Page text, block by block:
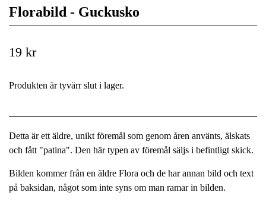
Florabild - Guckusko
19 kr
Produkten är tyvärr slut i lager.
Detta är ett äldre, unikt föremål som genom åren använts, älskats
och fått "patina". Den här typen av föremål säljs i befintligt skick.
Bilden kommer från en äldre Flora och de har annan bild och text
på baksidan, något som inte syns om man ramar in bilden.